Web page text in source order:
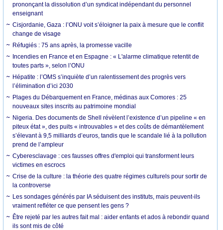
prononçant la dissolution d’un syndicat indépendant du personnel
enseignant
Cisjordanie, Gaza : l’ONU voit s’éloigner la paix à mesure que le conflit
change de visage
Réfugiés : 75 ans après, la promesse vacille
Incendies en France et en Espagne : « L'alarme climatique retentit de
toutes parts », selon l’ONU
Hépatite : l’OMS s’inquiète d’un ralentissement des progrès vers
l’élimination d’ici 2030
Plages du Débarquement en France, médinas aux Comores : 25
nouveaux sites inscrits au patrimoine mondial
Nigeria. Des documents de Shell révèlent l’existence d’un pipeline « en
piteux état », des puits « introuvables » et des coûts de démantèlement
s’élevant à 9,5 milliards d’euros, tandis que le scandale lié à la pollution
prend de l’ampleur
Cyberesclavage : ces fausses offres d'emploi qui transforment leurs
victimes en escrocs
Crise de la culture : la théorie des quatre régimes culturels pour sortir de
la controverse
Les sondages générés par IA séduisent des instituts, mais peuvent-ils
vraiment refléter ce que pensent les gens ?
Être rejeté par les autres fait mal : aider enfants et ados à rebondir quand
ils sont mis de côté